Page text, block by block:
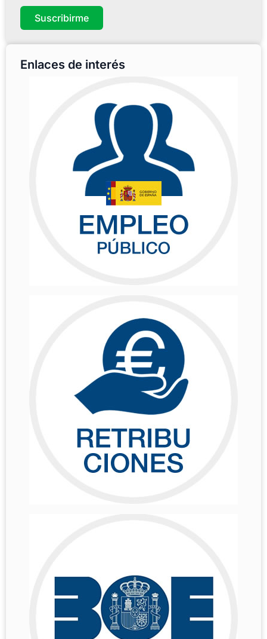
Suscribirme
Enlaces de interés